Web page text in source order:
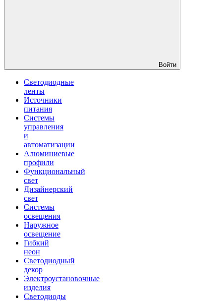
Войти
Светодиодные
ленты
Источники
питания
Системы
управления
и
автоматизации
Алюминиевые
профили
Функциональный
свет
Дизайнерский
свет
Системы
освещения
Наружное
освещение
Гибкий
неон
Светодиодный
декор
Электроустановочные
изделия
Светодиоды